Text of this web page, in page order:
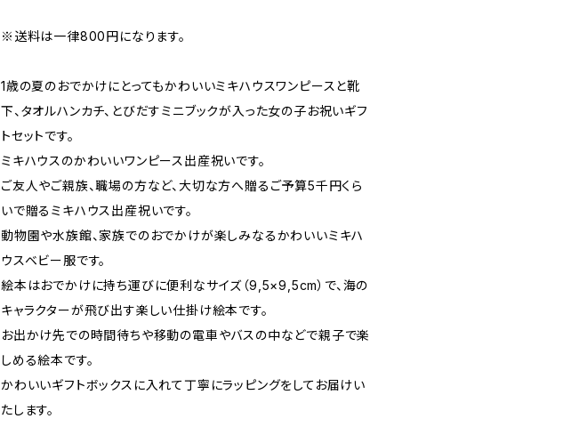
※送料は一律800円になります。
1歳の夏のおでかけにとってもかわいいミキハウスワンピースと靴
下、タオルハンカチ、とびだすミニブックが入った女の子お祝いギフ
トセットです。
ミキハウスのかわいいワンピース出産祝いです。
ご友人やご親族、職場の方など、大切な方へ贈るご予算5千円くら
いで贈るミキハウス出産祝いです。
動物園や水族館、家族でのおでかけが楽しみなるかわいいミキハ
ウスベビー服です。
絵本はおでかけに持ち運びに便利なサイズ（9,5×9,5cm）で、海の
キャラクターが飛び出す楽しい仕掛け絵本です。
お出かけ先での時間待ちや移動の電車やバスの中などで親子で楽
しめる絵本です。
かわいいギフトボックスに入れて丁寧にラッピングをしてお届けい
たします。